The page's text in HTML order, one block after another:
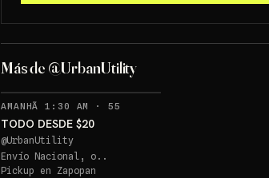
Más de @UrbanUtility
AMANHÃ 1:30 AM · 55
TODO DESDE $20
@UrbanUtility
Envío Nacional, o..
Pickup en Zapopan